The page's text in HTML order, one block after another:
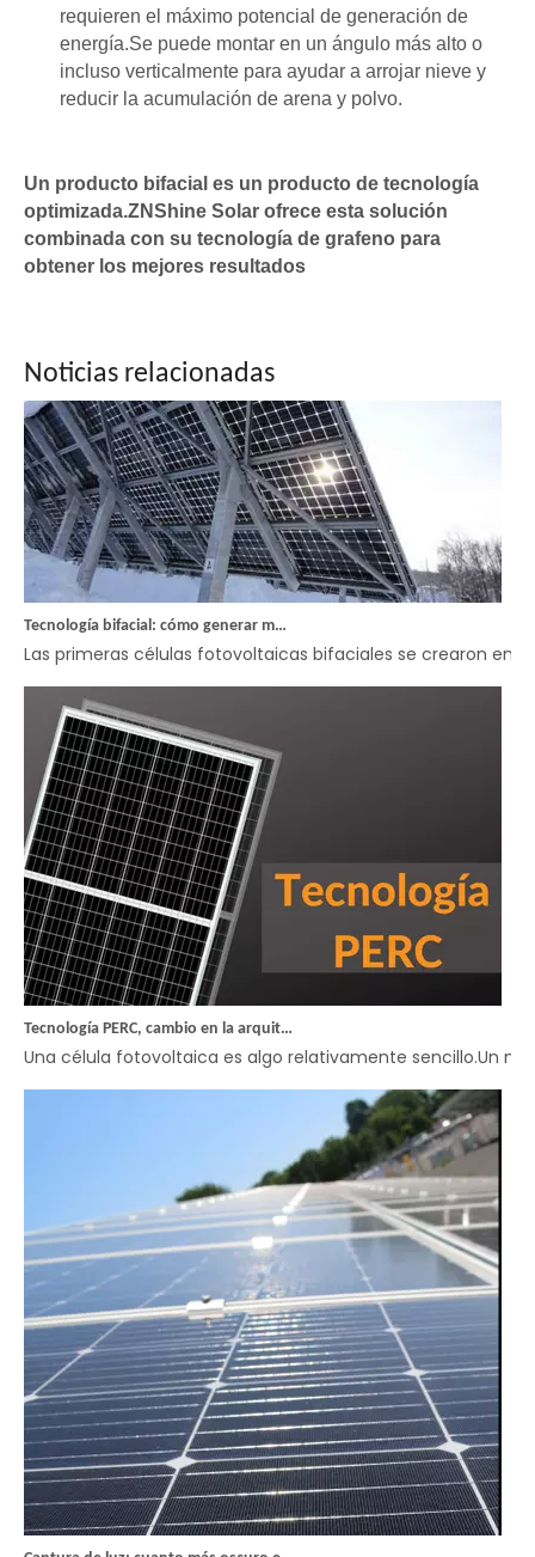
requieren el máximo potencial de generación de
energía.Se puede montar en un ángulo más alto o
incluso verticalmente para ayudar a arrojar nieve y
reducir la acumulación de arena y polvo.
Un producto bifacial es un producto de tecnología
optimizada.ZNShine Solar ofrece esta solución
combinada con su tecnología de grafeno para
obtener los mejores resultados
Noticias relacionadas
ZNShine publica el primer informe ESG: Nuevos hitos de sostenibilidad
ZNShine Solar ha publicado su primer informe ambiental,
Las primeras células fotovoltaicas bifaciales se crearon en
Una célula fotovoltaica es algo relativamente sencillo.Un